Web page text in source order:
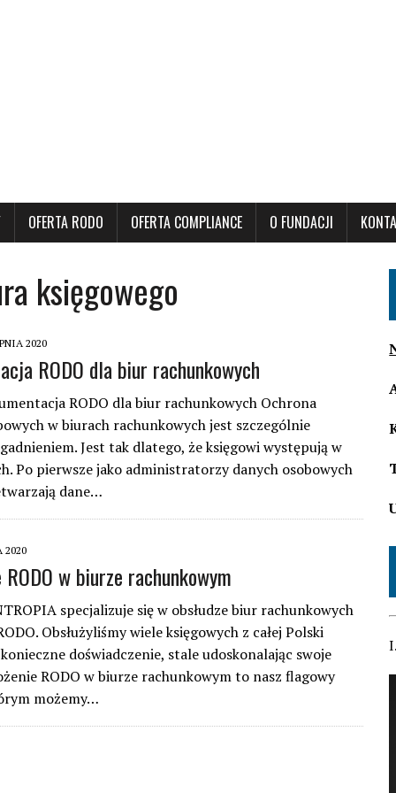
OFERTA RODO OFERTA COMPLIANCE O FUNDACJI
księgowego
2020
RODO dla biur rachunkowych
RODO dla biur rachunkowych Ochrona
w biurach rachunkowych jest szczególnie
Jest tak dlatego, że księgowi występują w
Po pierwsze jako administratorzy danych osobowych
dane…
2020
RODO w biurze rachunkowym
specjalizuje się w obsłudze biur rachunkowych
Obsłużyliśmy wiele księgowych z całej Polski
doświadczenie, stale udoskonalając swoje
RODO w biurze rachunkowym to nasz flagowy
możemy…